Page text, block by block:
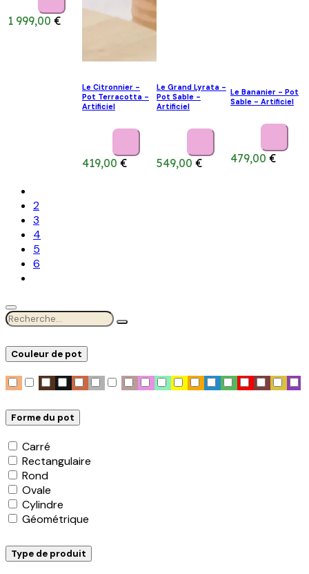
1 999,00 €
Le Citronnier -
Pot Terracotta -
Artificiel
419,00 €
Le Grand Lyrata -
Pot Sable -
Artificiel
549,00 €
Le Bananier - Pot
Sable - Artificiel
479,00 €
2
3
4
5
6
Couleur de pot
Forme du pot
Carré
Rectangulaire
Rond
Ovale
Cylindre
Géométrique
Type de produit